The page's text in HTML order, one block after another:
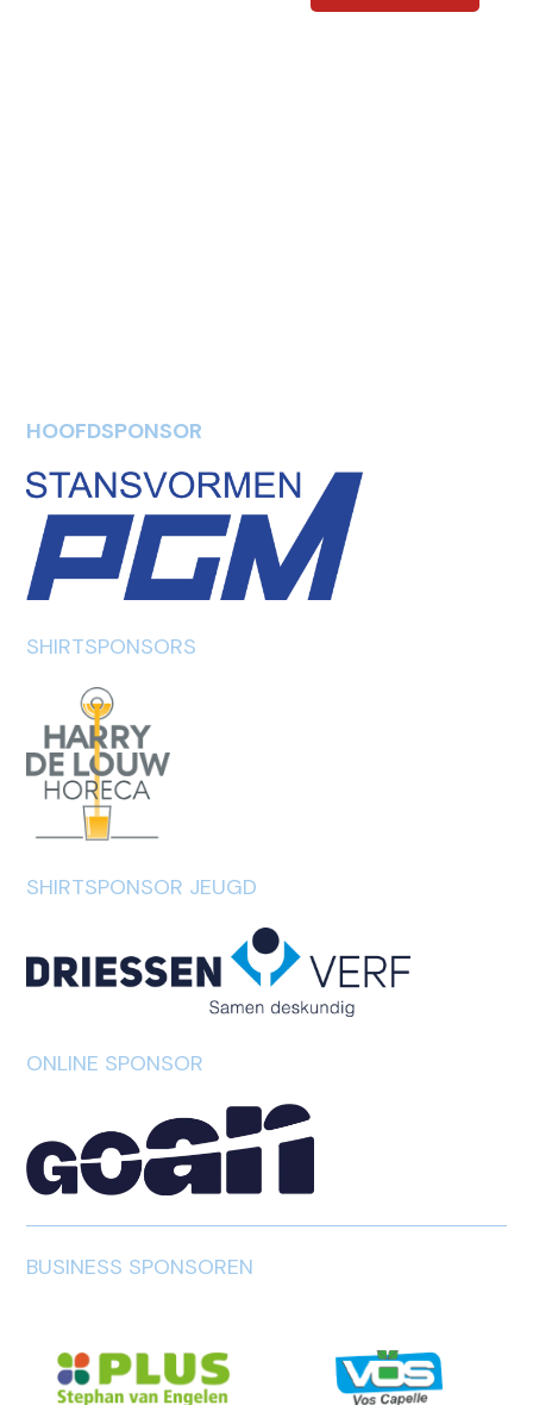
HOOFDSPONSOR
SHIRTSPONSORS
SHIRTSPONSOR JEUGD
ONLINE SPONSOR
BUSINESS SPONSOREN